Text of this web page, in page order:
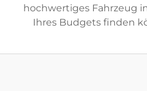
hochwertiges Fahrzeug
Ihres Budgets finden